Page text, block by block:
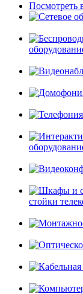
Посмотреть
стойки